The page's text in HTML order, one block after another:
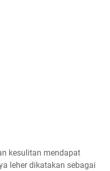
kesulitan mendapat
leher dikatakan sebagai